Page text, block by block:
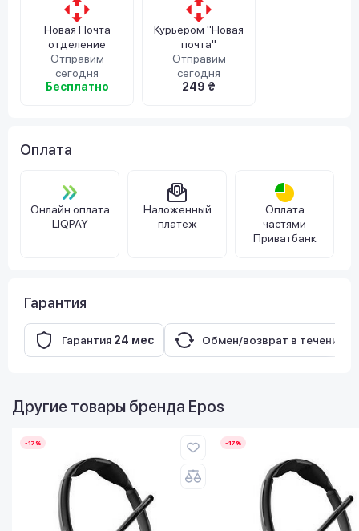
Новая Почта
отделение
Отправим
сегодня
Бесплатно
Курьером "Новая
почта"
Отправим
сегодня
249 ₴
Оплата
Онлайн оплата
LIQPAY
Наложенный
платеж
Оплата
частями
Приватбанк
Гарантия
Гарантия 24 мес Обмен/возврат в течение
Другие товары бренда Epos
-17% -17%